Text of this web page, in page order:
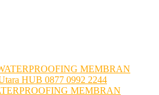
MEMBRAN